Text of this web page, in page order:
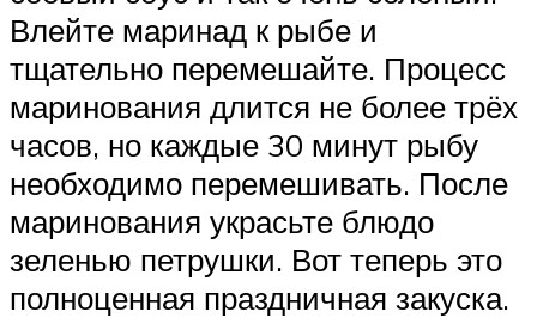
Влейте маринад к рыбе и
тщательно перемешайте. Процесс
маринования длится не более трёх
часов, но каждые 30 минут рыбу
необходимо перемешивать. После
маринования украсьте блюдо
зеленью петрушки. Вот теперь это
полноценная праздничная закуска.